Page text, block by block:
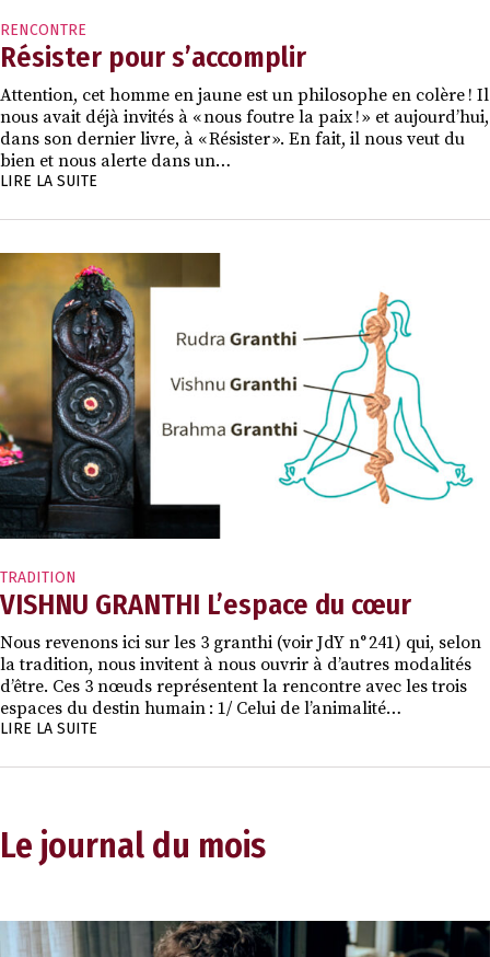
RENCONTRE
Résister pour s’accomplir
Attention, cet homme en jaune est un philosophe en colère ! Il
nous avait déjà invités à « nous foutre la paix ! » et aujourd’hui,
dans son dernier livre, à « Résister ». En fait, il nous veut du
bien et nous alerte dans un…
LIRE LA SUITE
TRADITION
VISHNU GRANTHI L’espace du cœur
Nous revenons ici sur les 3 granthi (voir JdY n° 241) qui, selon
la tradition, nous invitent à nous ouvrir à d’autres modalités
d’être. Ces 3 nœuds représentent la rencontre avec les trois
espaces du destin humain : 1/ Celui de l’animalité…
LIRE LA SUITE
Le journal du mois